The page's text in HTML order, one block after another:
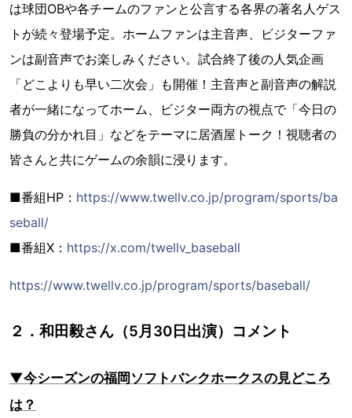
は球団OBや各チームのファンと公言する各界の著名人ゲス
トが続々登場予定。ホームファンは主音声、ビジターファ
ンは副音声でお楽しみください。試合終了後の人気企画
「どこよりも早い二次会」も開催！主音声と副音声の解説
者が一緒になってホーム、ビジター両方の視点で「今日の
勝負の分かれ目」などをテーマに居酒屋トーク！視聴者の
皆さんと共にゲームの余韻に浸ります。
■番組HP： https://www.twellv.co.jp/program/sports/ba
seball/
■番組X： https://x.com/twellv_baseball
https://www.twellv.co.jp/program/sports/baseball/
２．和田毅さん（5月30日出演）コメント
▼今シーズンの福岡ソフトバンクホークスの見どころ
は？